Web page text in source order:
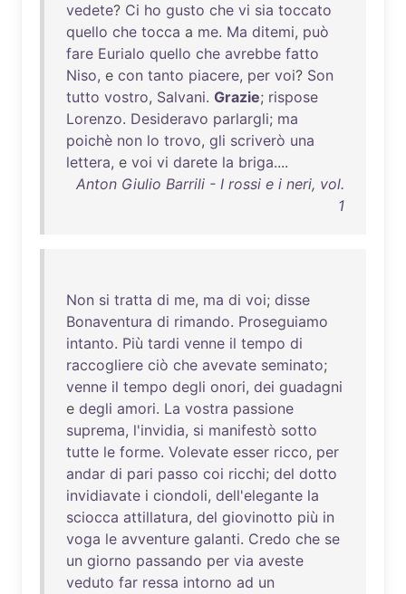
vedete? Ci ho gusto che vi sia toccato
quello che tocca a me. Ma ditemi, può
fare Eurialo quello che avrebbe fatto
Niso, e con tanto piacere, per voi? Son
tutto vostro, Salvani. Grazie; rispose
Lorenzo. Desideravo parlargli; ma
poichè non lo trovo, gli scriverò una
lettera, e voi vi darete la briga....
Anton Giulio Barrili - I rossi e i neri, vol.
1
Non si tratta di me, ma di voi; disse
Bonaventura di rimando. Proseguiamo
intanto. Più tardi venne il tempo di
raccogliere ciò che avevate seminato;
venne il tempo degli onori, dei guadagni
e degli amori. La vostra passione
suprema, l'invidia, si manifestò sotto
tutte le forme. Volevate esser ricco, per
andar di pari passo coi ricchi; del dotto
invidiavate i ciondoli, dell'elegante la
sciocca attillatura, del giovinotto più in
voga le avventure galanti. Credo che se
un giorno passando per via aveste
veduto far ressa intorno ad un